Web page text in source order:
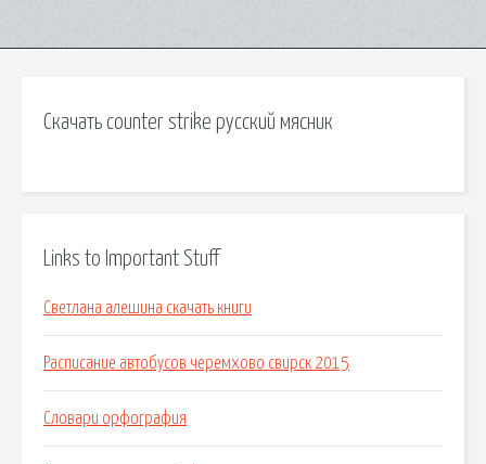
Скачать counter strike русский мясник
Links to Important Stuff
Светлана алешина скачать книги
Расписание автобусов черемхово свирск 2015
Словари орфография